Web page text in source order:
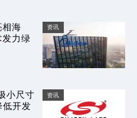
相海
力绿
资讯
小尺寸
低开发
资讯